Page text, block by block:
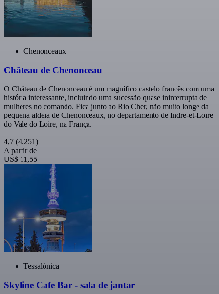
Chenonceaux
Château de Chenonceau
O Château de Chenonceau é um magnífico castelo francês com uma
história interessante, incluindo uma sucessão quase ininterrupta de
mulheres no comando. Fica junto ao Rio Cher, não muito longe da
pequena aldeia de Chenonceaux, no departamento de Indre-et-Loire
do Vale do Loire, na França.
4,7 (4.251)
A partir de
US$ 11,55
Tessalônica
Skyline Cafe Bar - sala de jantar